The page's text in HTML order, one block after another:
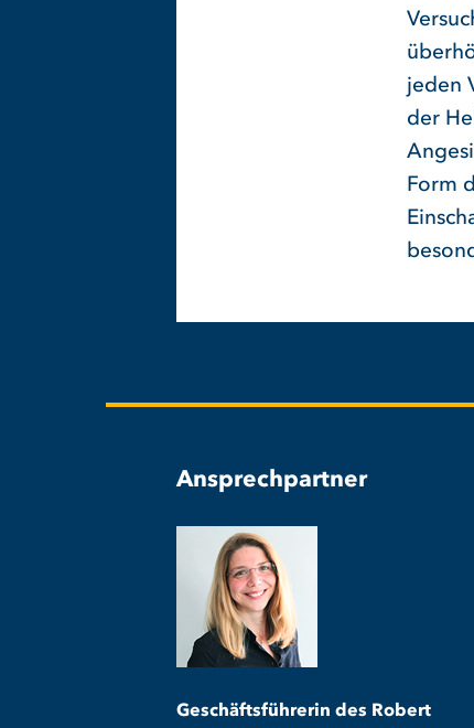
jeden
der
Form
Ansprechpartner
Geschäftsführerin des Robert